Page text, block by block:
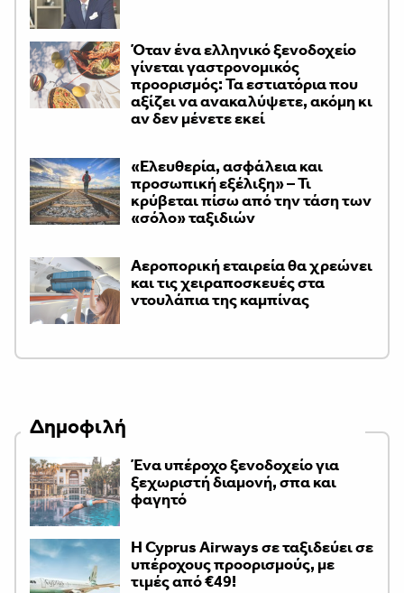
Όταν ένα ελληνικό ξενοδοχείο
γίνεται γαστρονομικός
προορισμός: Τα εστιατόρια που
αξίζει να ανακαλύψετε, ακόμη κι
αν δεν μένετε εκεί
«Ελευθερία, ασφάλεια και
προσωπική εξέλιξη» – Τι
κρύβεται πίσω από την τάση των
«σόλο» ταξιδιών
Αεροπορική εταιρεία θα χρεώνει
και τις χειραποσκευές στα
ντουλάπια της καμπίνας
Δημοφιλή
Ένα υπέροχο ξενοδοχείο για
ξεχωριστή διαμονή, σπα και
φαγητό
H Cyprus Airways σε ταξιδεύει σε
υπέροχους προορισμούς, με
τιμές από €49!